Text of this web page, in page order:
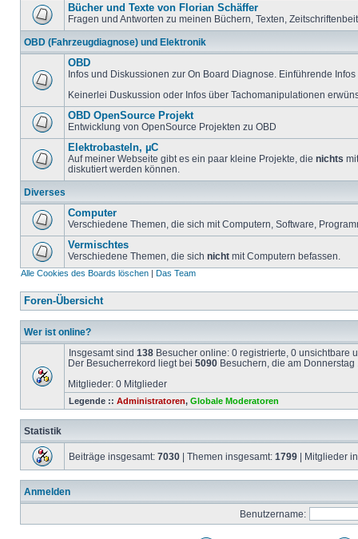
Bücher und Texte von Florian Schäffer
Fragen und Antworten zu meinen Büchern, Texten,
OBD (Fahrzeugdiagnose) und Elektronik
OBD
Infos und Diskussionen zur On Board Diagnose. Einführende
Keinerlei Duskussion oder Infos über Tachomanipulationen
OBD OpenSource Projekt
Entwicklung von OpenSource Projekten zu OBD
Elektrobasteln, µC
Auf meiner Webseite gibt es ein paar kleine Projekte, die nichts
diskutiert werden können.
Diverses
Computer
Verschiedene Themen, die sich mit Computern, Software,
Vermischtes
Verschiedene Themen, die sich nicht mit Computern befassen.
Alle Cookies des Boards löschen | Das Team
Foren-Übersicht
Wer ist online?
Insgesamt sind 138 Besucher online: 0 registrierte, 0 unsichtbare
Der Besucherrekord liegt bei 5090 Besuchern, die am
Mitglieder: 0 Mitglieder
Legende :: Administratoren, Globale Moderatoren
Statistik
Beiträge insgesamt: 7030 | Themen insgesamt: 1799 | Mitglieder
Anmelden
Benutzername: